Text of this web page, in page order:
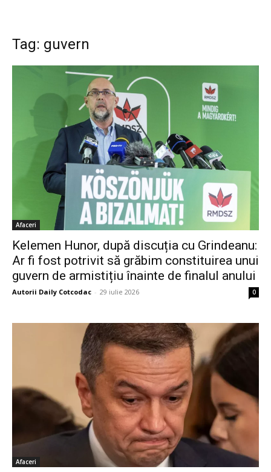
Tag: guvern
Afaceri
Kelemen Hunor, după discuția cu Grindeanu:
Ar fi fost potrivit să grăbim constituirea unui
guvern de armistițiu înainte de finalul anului
Autorii Daily Cotcodac - 29 iulie 2026 0
Afaceri